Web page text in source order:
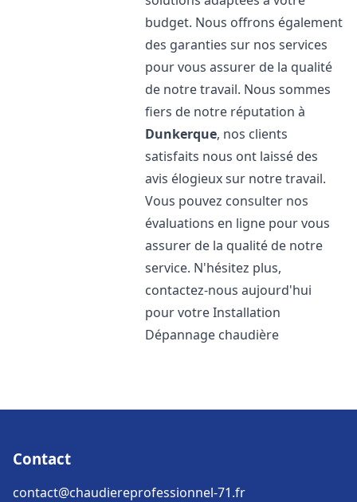
budget. Nous offrons également
des garanties sur nos services
pour vous assurer de la qualité
de notre travail. Nous sommes
fiers de notre réputation à
Dunkerque, nos clients
satisfaits nous ont laissé des
avis élogieux sur notre travail.
Vous pouvez consulter nos
évaluations en ligne pour vous
assurer de la qualité de notre
service. N'hésitez plus,
contactez-nous aujourd'hui
pour votre Installation
Dépannage chaudière
Contact
contact@chaudiereprofessionnel-71.fr